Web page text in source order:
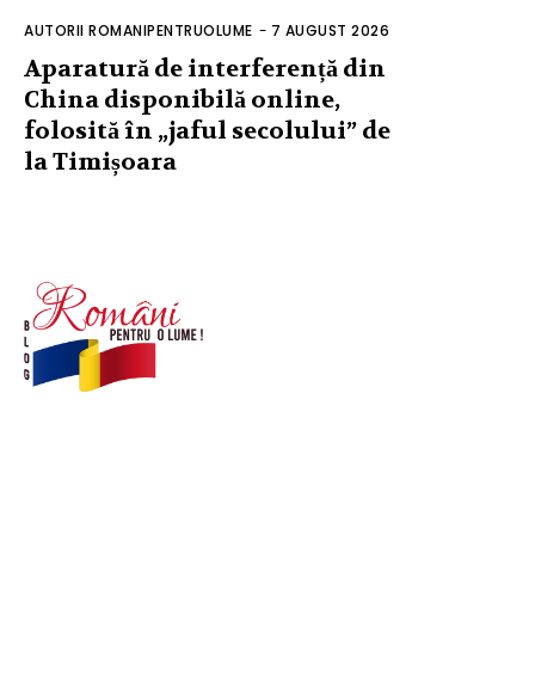
AUTORII ROMANIPENTRUOLUME - 7 AUGUST 2026
Aparatură de interferență din
China disponibilă online,
folosită în „jaful secolului” de
la Timișoara